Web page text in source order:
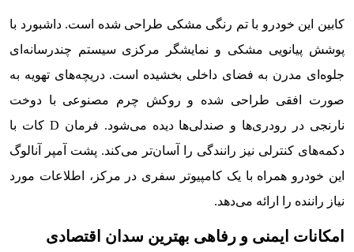
کابین این خودرو با تم رنگی مشکی طراحی شده است. داشبورد با
پوشش پیانویی مشکی و نمایشگر مرکزی سیستم چندرسانه‌ای
جلوه‌ای مدرن به فضای داخلی بخشیده است. دریچه‌های تهویه به
صورت افقی طراحی شده و روکش چرم مصنوعی با دوخت
نارنجی در رودری‌ها و صندلی‌ها دیده می‌شود. فرمان D کات با
دکمه‌های کنترلی نیز رانندگی را آسان‌تر می‌کند. پشت آمپر آنالوگ
این خودرو همراه با یک کامپیوتر سفری در مرکز، اطلاعات مورد
نیاز راننده را ارائه می‌دهد.
امکانات ایمنی و رفاهی بهترین سدان اقتصادی